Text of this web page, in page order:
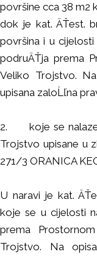
površine cca 38 m2
dok je kat. ÄŤest.
površina i u cijelosti
podruÄŤja prema
Veliko Trojstvo.
upisana zaloĹľna
2. koje se
Trojstvo upisane u
271/3 ORANICA
U naravi je kat.
koje se u cijelosti
prema
Trojstvo. Na